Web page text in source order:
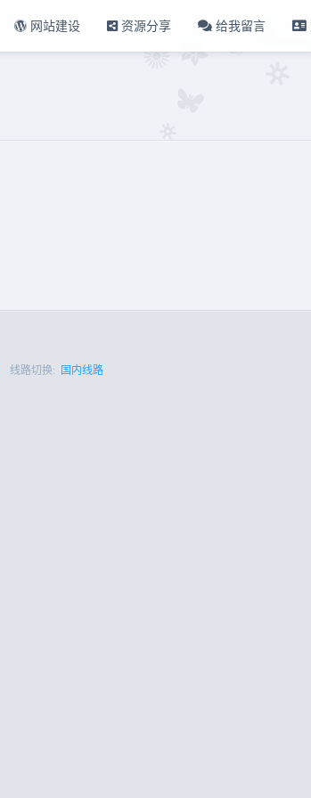
网站建设 资源分享 给我留言
线路切换: 国内线路